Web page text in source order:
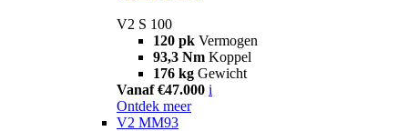
V2 S 100
120 pk Vermogen
93,3 Nm Koppel
176 kg Gewicht
Vanaf €47.000 i
Ontdek meer
V2 MM93